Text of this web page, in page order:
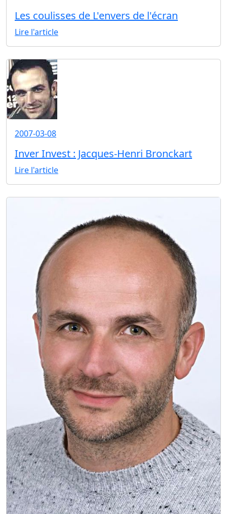
Les coulisses de L'envers de l'écran
Lire l'article
2007-03-08
Inver Invest : Jacques-Henri Bronckart
Lire l'article